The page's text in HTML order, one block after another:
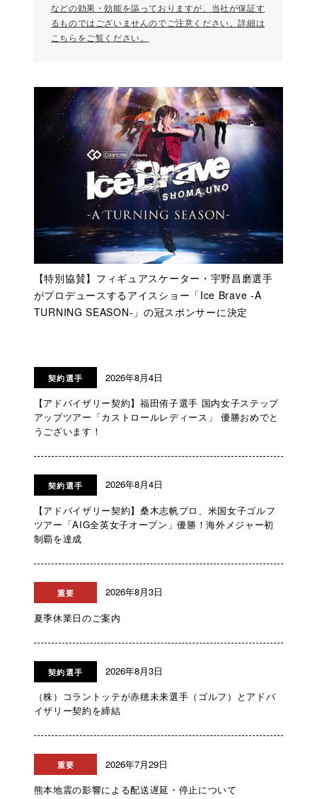
などの効果・効能を謳っておりますが、当社が保証す
るものではございませんのでご注意ください。詳細は
こちらをご覧ください。
【特別協賛】フィギュアスケーター・宇野昌磨選手
がプロデュースするアイスショー「Ice Brave -A
TURNING SEASON-」の冠スポンサーに決定
契約選手
2026年8月4日
【アドバイザリー契約】福田侑子選手 国内女子ステップ
アップツアー「カストロールレディース」 優勝おめでと
うございます！
契約選手
2026年8月4日
【アドバイザリー契約】桑木志帆プロ、米国女子ゴルフ
ツアー「AIG全英女子オープン」優勝！海外メジャー初
制覇を達成
重要
2026年8月3日
夏季休業日のご案内
契約選手
2026年8月3日
（株）コラントッテが赤穂未来選手（ゴルフ）とアドバ
イザリー契約を締結
重要
2026年7月29日
熊本地震の影響による配送遅延・停止について